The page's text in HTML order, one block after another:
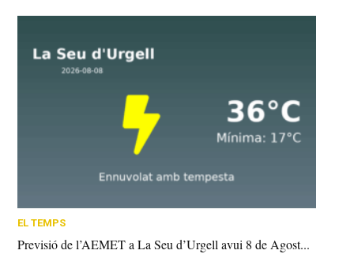
EL TEMPS
Previsió de l’AEMET a La Seu d’Urgell avui 8 de Agost...